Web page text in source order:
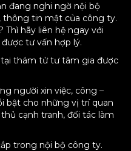
đang nghi ngờ nội bộ
thông tin mật của công ty.
Thì hãy liên hệ ngay với
tư vấn hợp lý.
thám tử tư tâm gia được
người xin việc, công –
bật cho những vị trí quan
cạnh tranh, đối tác làm
trong nội bộ công ty.